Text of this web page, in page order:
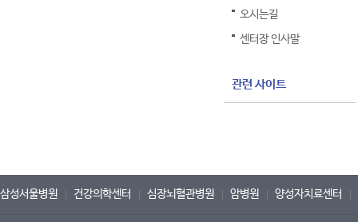
오시는길
센터장 인사말
관련 사이트
삼성서울병원 건강의학센터 심장뇌혈관병원 암병원 양성자치료센터